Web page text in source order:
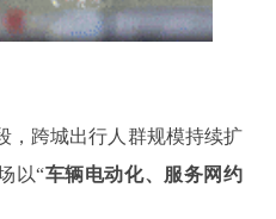
，跨城出行人群规模持续扩
以“车辆电动化、服务网约